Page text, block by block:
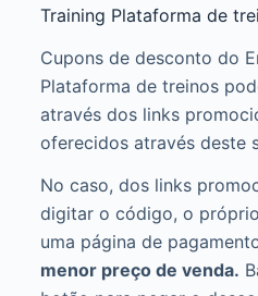
Training Plataforma de
Cupons de desconto do
Plataforma de treinos
através dos links
oferecidos através deste
No caso, dos links
digitar o código, o
uma página de
menor preço de venda.